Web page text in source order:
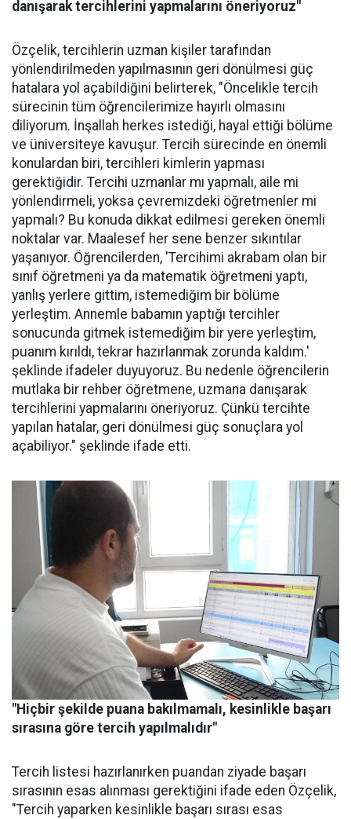
danışarak tercihlerini yapmalarını öneriyoruz"
Özçelik, tercihlerin uzman kişiler tarafından
yönlendirilmeden yapılmasının geri dönülmesi güç
hatalara yol açabildiğini belirterek, "Öncelikle tercih
sürecinin tüm öğrencilerimize hayırlı olmasını
diliyorum. İnşallah herkes istediği, hayal ettiği bölüme
ve üniversiteye kavuşur. Tercih sürecinde en önemli
konulardan biri, tercihleri kimlerin yapması
gerektiğidir. Tercihi uzmanlar mı yapmalı, aile mi
yönlendirmeli, yoksa çevremizdeki öğretmenler mi
yapmalı? Bu konuda dikkat edilmesi gereken önemli
noktalar var. Maalesef her sene benzer sıkıntılar
yaşanıyor. Öğrencilerden, 'Tercihimi akrabam olan bir
sınıf öğretmeni ya da matematik öğretmeni yaptı,
yanlış yerlere gittim, istemediğim bir bölüme
yerleştim. Annemle babamın yaptığı tercihler
sonucunda gitmek istemediğim bir yere yerleştim,
puanım kırıldı, tekrar hazırlanmak zorunda kaldım.'
şeklinde ifadeler duyuyoruz. Bu nedenle öğrencilerin
mutlaka bir rehber öğretmene, uzmana danışarak
tercihlerini yapmalarını öneriyoruz. Çünkü tercihte
yapılan hatalar, geri dönülmesi güç sonuçlara yol
açabiliyor." şeklinde ifade etti.
"Hiçbir şekilde puana bakılmamalı, kesinlikle başarı
sırasına göre tercih yapılmalıdır"
Tercih listesi hazırlanırken puandan ziyade başarı
sırasının esas alınması gerektiğini ifade eden Özçelik,
"Tercih yaparken kesinlikle başarı sırası esas